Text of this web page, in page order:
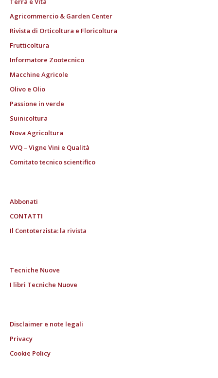
Agricommercio & Garden Center
Rivista di Orticoltura e Floricoltura
Frutticoltura
Informatore Zootecnico
Macchine Agricole
Olivo e Olio
Passione in verde
Suinicoltura
Nova Agricoltura
VVQ – Vigne Vini e Qualità
Comitato tecnico scientifico
Abbonati
CONTATTI
Il Contoterzista: la rivista
Tecniche Nuove
I libri Tecniche Nuove
Disclaimer e note legali
Privacy
Cookie Policy